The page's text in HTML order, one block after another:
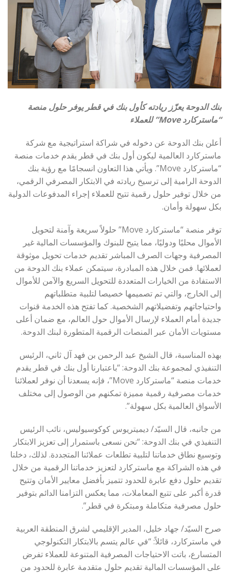
بنك الدوحة يعزّز ريادته كأول بنك في قطر يوفر حلول منصة
“ماستركارد Move” للعملاء
أعلن بنك الدوحة عن دخوله في شراكة استراتيجية مع شركة
ماستركارد العالمية ليكون أول بنك في قطر يقدم خدمات منصة
“ماستركارد Move”. ويأتي هذا التعاون انسجامًا مع رؤية بنك
الدوحة الرامية إلى ترسيخ ريادته في الابتكار المصرفي الرقمي،
من خلال توفير حلول رقمية تتيح للعملاء إجراء المدفوعات الدولية
بكل سهولة وأمان.
توفر منصة “ماستركارد Move” حلولاً سريعة وآمنة لتحويل
الأموال محليًا ودوليًا، مما يتيح للبنوك والمؤسسات المالية غير
المصرفية وجهات الصرف المباشر تقديم خدمات تحويل موثوقة
لعملائها. فمن خلال هذه المبادرة، سيتمكن عملاء بنك الدوحة من
الاستفادة من الخيارات المتعددة للتحويل السريع والآمن للأموال
إلى الخارج، والتي تم تصميمها خصيصا لتلبية متطلباتهم
واحتياجاتهم وتفضيلاتهم الشخصية. كما تفتح هذه الخدمة قنوات
جديدة أمام العملاء لإرسال الأموال حول العالم، مع ضمان أعلى
مستويات الأمان عبر المنصات الرقمية المتطورة لبنك الدوحة.
بهذه المناسبة، قال الشيخ عبد الرحمن بن فهد آل ثاني، الرئيس
التنفيذي لمجموعة بنك الدوحة: “باعتبارنا أول بنك في قطر يقدم
خدمات منصة “ماستركارد Move”، فإنه يسعدنا أن نوفر لعملائنا
خدمات مصرفية رقمية مميزة تمكنهم من الوصول إلى مختلف
الأسواق العالمية بكل سهولة”.
من جانبه، قال السيّد/ ديميتريوس كوكوسيوليس، نائب الرئيس
التنفيذي في بنك الدوحة: “نحن نسعى باستمرار إلى تعزيز الابتكار
وتوسيع نطاق خدماتنا لتلبية تطلعات عملائنا المتجددة. لذلك، دخلنا
في هذه الشراكة مع ماستركارد لتعزيز خدماتنا الرقمية من خلال
تقديم حلول دفع عابرة للحدود تتميز بأفضل معايير الأمان وتتيح
قدرة أكبر على تتبع المعاملات، مما يعكس التزامنا الدائم بتوفير
حلول مصرفية متكاملة ومبتكرة في قطر”.
صرح السيّد/ جهاد خليل، المدير الإقليمي لشرق المنطقة العربية
في ماستركارد، قائلاً: “في عالم يتسم بالابتكار التكنولوجي
المتسارع، باتت الاحتياجات المصرفية المتنوعة للعملاء تفرض
على المؤسسات المالية تقديم حلول متقدمة عابرة للحدود من